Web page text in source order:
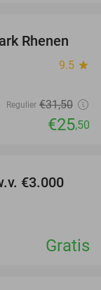
19%
Rhenen
9.5 star
Regulier €31,50
€25,50
€3.000
Gratis